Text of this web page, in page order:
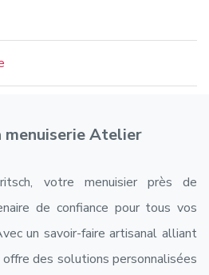
Atelier
votre menuisier près de
de confiance pour tous vos
un savoir-faire artisanal alliant
des solutions personnalisées